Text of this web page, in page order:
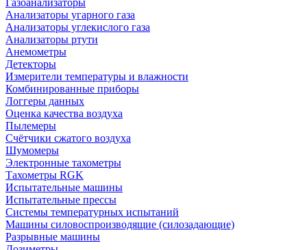
Газоанализаторы
Анализаторы угарного газа
Анализаторы углекислого газа
Анализаторы ртути
Анемометры
Детекторы
Измерители температуры и влажности
Комбинированные приборы
Логгеры данных
Оценка качества воздуха
Пылемеры
Счётчики сжатого воздуха
Шумомеры
Электронные тахометры
Тахометры RGK
Испытательные машины
Испытательные прессы
Системы температурных испытаний
Машины силовоспроизводящие (силозадающие)
Разрывные машины